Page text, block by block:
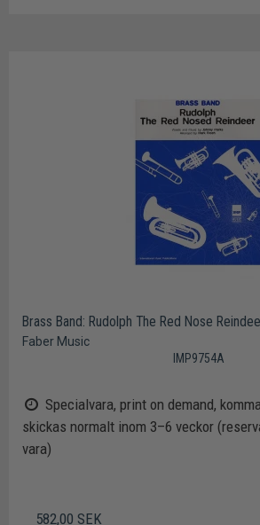
Brass Band: Rudolph The Red Nose
Faber Music
IMP9754A
Specialvara, print on demand,
skickas normalt inom 3–6 veckor
vara)
582,00 SEK